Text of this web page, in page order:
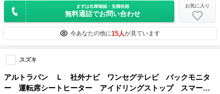
まずは在庫確認・見積依頼
無料通話でお問い合わせ
お気に入り
今あなたの他に15人が見ています
スズキ
アルトラパン Ｌ 社外ナビ ワンセグテレビ バックモニタ
ー 運転席シートヒーター アイドリングストップ スマート